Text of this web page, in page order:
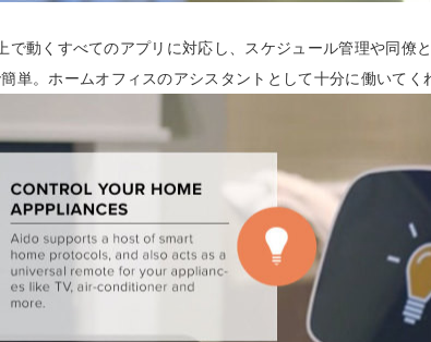
で動くすべてのアプリに対応し、スケジュール管理や同僚
単。ホームオフィスのアシスタントとして十分に働いてく